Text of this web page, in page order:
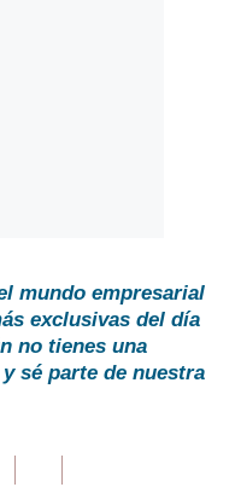
mundo empresarial
exclusivas del día
no tienes una
y sé parte de nuestra